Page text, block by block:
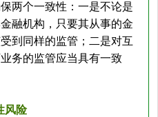
两个一致性：一是不论是
融机构，只要其从事的金
到同样的监管；二是对互
务的监管应当具有一致
风险